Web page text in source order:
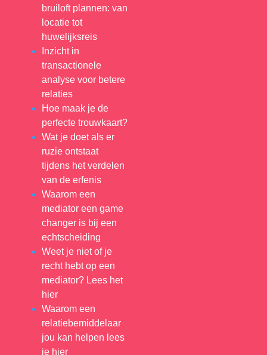
bruiloft plannen: van
locatie tot
huwelijksreis
Inzicht in
transactionele
analyse voor betere
relaties
Hoe maak je de
perfecte trouwkaart?
Wat je doet als er
ruzie ontstaat
tijdens het verdelen
van de erfenis
Waarom een
mediator een game
changer is bij een
echtscheiding
Weet je niet of je
recht hebt op een
mediator? Lees het
hier
Waarom een
relatiebemiddelaar
jou kan helpen lees
je hier